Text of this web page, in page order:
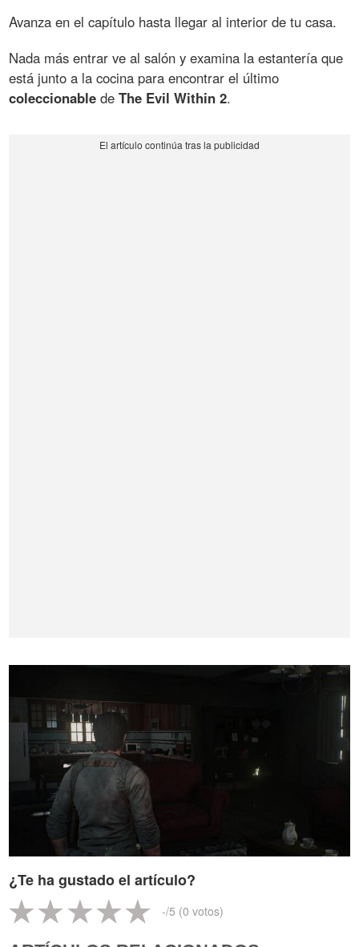
Avanza en el capítulo hasta llegar al interior de tu casa.
Nada más entrar ve al salón y examina la estantería que
está junto a la cocina para encontrar el último
coleccionable deThe Evil Within 2.
¿Te ha gustado el artículo?
-/5 (0 votos)